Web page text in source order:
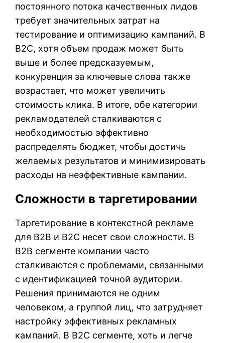
постоянного потока качественных лидов
требует значительных затрат на
тестирование и оптимизацию кампаний. В
B2C, хотя объем продаж может быть
выше и более предсказуемым,
конкуренция за ключевые слова также
возрастает, что может увеличить
стоимость клика. В итоге, обе категории
рекламодателей сталкиваются с
необходимостью эффективно
распределять бюджет, чтобы достичь
желаемых результатов и минимизировать
расходы на неэффективные кампании.
Сложности в таргетировании
Таргетирование в контекстной рекламе
для B2B и B2C несет свои сложности. В
B2B сегменте компании часто
сталкиваются с проблемами, связанными
с идентификацией точной аудитории.
Решения принимаются не одним
человеком, а группой лиц, что затрудняет
настройку эффективных рекламных
кампаний. В B2C сегменте, хоть и легче